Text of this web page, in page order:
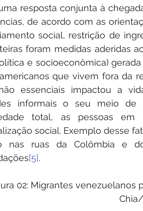
resposta conjunta à
de acordo com as
social, restrição de
foram medidas aderidas
e socioeconômica)
que vivem fora da
essenciais impactou a
informais o seu meio de
total, as pessoas
social. Exemplo desse
nas ruas da Colômbia e
[5].
02: Migrantes venezuelanos